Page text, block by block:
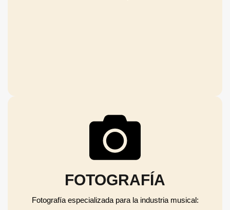
FOTOGRAFÍA
Fotografía especializada para la industria musical: